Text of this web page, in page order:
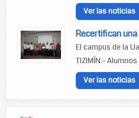
Ver las noticias
Recertifican
El campus de la
TIZIMÍN.- Alumnos
Ver las noticias